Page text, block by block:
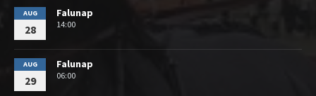
AUG
28
Falunap
14:00
AUG
29
Falunap
06:00